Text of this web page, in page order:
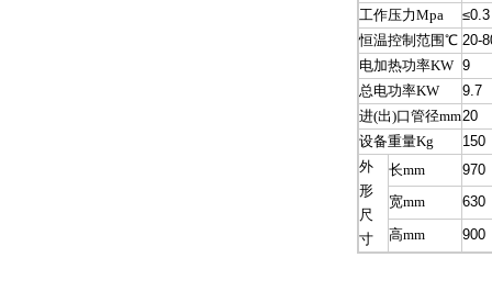
工作压力Mpa
≤0.3
恒温控制范围℃ 20-
电加热功率KW 9
总电功率KW
9.7
进(出)口管径mm20
设备重量Kg
150
外
形
尺
寸
长mm
970
宽mm
630
高mm
900